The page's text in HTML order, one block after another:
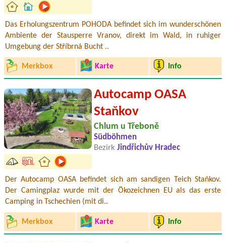
Das Erholungszentrum POHODA befindet sich im wunderschönen
Ambiente der Stausperre Vranov, direkt im Wald, in ruhiger
Umgebung der Stříbrná Bucht ..
Merkbox Karte Info
Autocamp OASA
Staňkov
Chlum u Třeboně
Südböhmen
Bezirk Jindřichův Hradec
Der Autocamp OASA befindet sich am sandigen Teich Staňkov.
Der Camingplaz wurde mit der Ökozeichnen EU als das erste
Camping in Tschechien (mit di..
Merkbox Karte Info